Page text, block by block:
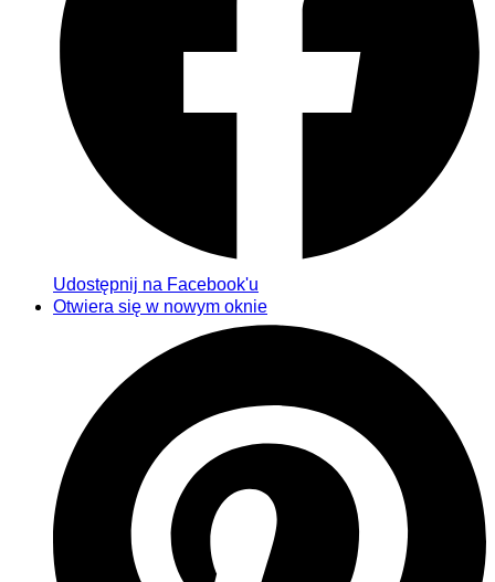
Udostępnij na Facebook'u
Otwiera się w nowym oknie